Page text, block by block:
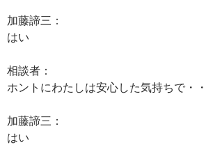
加藤諦三：
はい
相談者：
ホントにわたしは安心した気持ちで・・
加藤諦三：
はい